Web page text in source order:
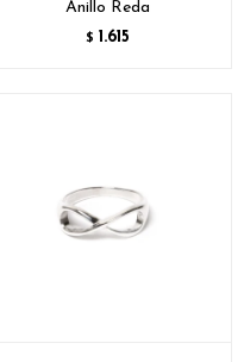
Anillo Reda
$ 1.615